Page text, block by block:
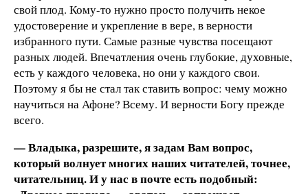
свой плод. Кому-то нужно просто получить некое
удостоверение и укрепление в вере, в верности
избранного пути. Самые разные чувства посещают
разных людей. Впечатления очень глубокие, духовные,
есть у каждого человека, но они у каждого свои.
Поэтому я бы не стал так ставить вопрос: чему можно
научиться на Афоне? Всему. И верности Богу прежде
всего.
— Владыка, разрешите, я задам Вам вопрос,
который волнует многих наших читателей, точнее,
читательниц. И у нас в почте есть подобный: